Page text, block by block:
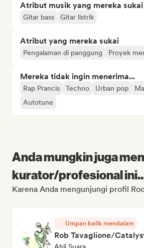
Atribut musik yang mereka sukai
Gitar bass Gitar listrik
Atribut yang mereka sukai
Pengalaman di panggung Proyek
Mereka tidak ingin menerima...
Rap Prancis Techno Urban pop
Autotune
Anda mungkin juga
kurator/profesional
Karena Anda mengunjungi profil
Umpan balik mendalam
Rob Tavaglione/